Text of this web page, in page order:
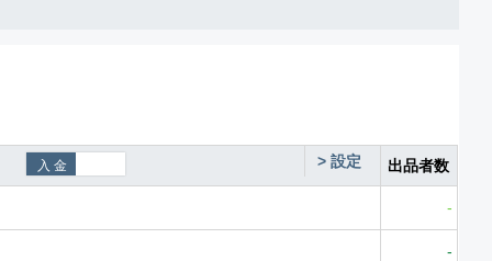
> 設定 出品者数
-
-